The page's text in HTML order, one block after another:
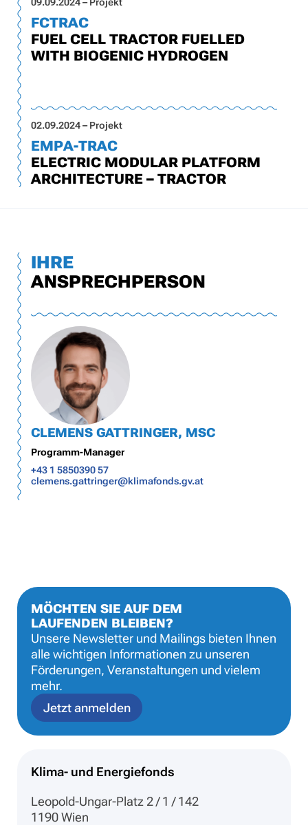
09.09.2024 – Projekt
FCTRAC
FUEL CELL TRACTOR FUELLED
WITH BIOGENIC HYDROGEN
02.09.2024 – Projekt
EMPA-TRAC
ELECTRIC MODULAR PLATFORM
ARCHITECTURE – TRACTOR
IHRE
ANSPRECHPERSON
CLEMENS GATTRINGER, MSC
Programm-Manager
+43 1 5850390 57
clemens.gattringer@klimafonds.gv.at
MÖCHTEN SIE AUF DEM
LAUFENDEN BLEIBEN?
Unsere Newsletter und Mailings bieten Ihnen
alle wichtigen Informationen zu unseren
Förderungen, Veranstaltungen und vielem
mehr.
Jetzt anmelden
Klima- und Energiefonds
Leopold-Ungar-Platz 2 / 1 / 142
1190 Wien